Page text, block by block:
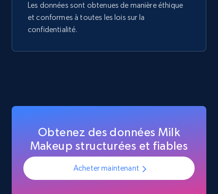
Les données sont obtenues de manière éthique
et conformes à toutes les lois sur la
confidentialité.
Obtenez des données Milk
Makeup structurées et fiables
Acheter maintenant